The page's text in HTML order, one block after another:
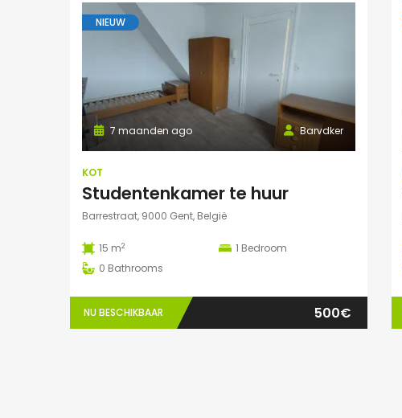
NIEUW
Barvdker
7 maanden ago
KOT
Studentenkamer te huur
Barrestraat, 9000 Gent, België
15 m2 1 Bedroom
0 Bathrooms
NU BESCHIKBAAR 500€